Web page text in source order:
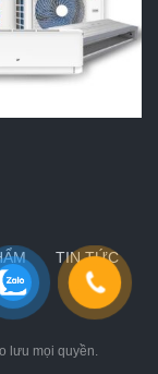
TIN TỨC
lưu mọi quyền.